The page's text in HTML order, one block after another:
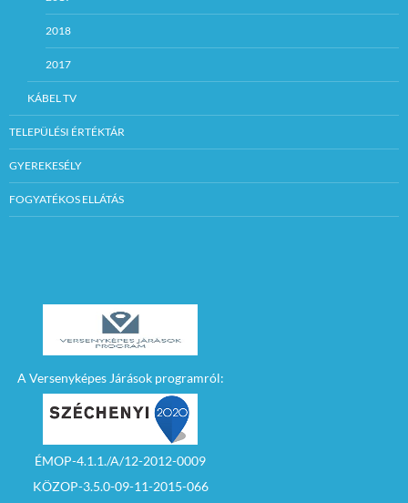
2018
2017
KÁBEL TV
TELEPÜLÉSI ÉRTÉKTÁR
GYEREKESÉLY
FOGYATÉKOS ELLÁTÁS
A Versenyképes Járások programról:
ÉMOP-4.1.1./A/12-2012-0009
KÖZOP-3.5.0-09-11-2015-066